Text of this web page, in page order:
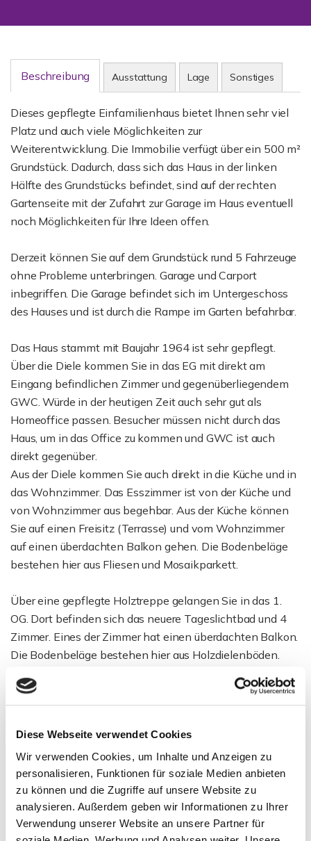
Diese Webseite verwendet Cookies
Wir verwenden Cookies, um Inhalte und Anzeigen zu
personalisieren, Funktionen für soziale Medien anbieten
zu können und die Zugriffe auf unsere Website zu
analysieren. Außerdem geben wir Informationen zu Ihrer
Verwendung unserer Website an unsere Partner für
Beschreibung Ausstattung Lage Sonstiges
Dieses gepflegte Einfamilienhaus bietet Ihnen sehr viel
Platz und auch viele Möglichkeiten zur
Weiterentwicklung. Die Immobilie verfügt über ein 500 m²
Grundstück. Dadurch, dass sich das Haus in der linken
Hälfte des Grundstücks befindet, sind auf der rechten
Gartenseite mit der Zufahrt zur Garage im Haus eventuell
noch Möglichkeiten für Ihre Ideen offen.
Derzeit können Sie auf dem Grundstück rund 5 Fahrzeuge
ohne Probleme unterbringen. Garage und Carport
inbegriffen. Die Garage befindet sich im Untergeschoss
des Hauses und ist durch die Rampe im Garten befahrbar.
Das Haus stammt mit Baujahr 1964 ist sehr gepflegt.
Über die Diele kommen Sie in das EG mit direkt am
Eingang befindlichen Zimmer und gegenüberliegendem
GWC. Würde in der heutigen Zeit auch sehr gut als
Homeoffice passen. Besucher müssen nicht durch das
Haus, um in das Office zu kommen und GWC ist auch
direkt gegenüber.
Aus der Diele kommen Sie auch direkt in die Küche und in
das Wohnzimmer. Das Esszimmer ist von der Küche und
von Wohnzimmer aus begehbar. Aus der Küche können
Sie auf einen Freisitz (Terrasse) und vom Wohnzimmer
auf einen überdachten Balkon gehen. Die Bodenbeläge
bestehen hier aus Fliesen und Mosaikparkett.
Über eine gepflegte Holztreppe gelangen Sie in das 1.
OG. Dort befinden sich das neuere Tageslichtbad und 4
Zimmer. Eines der Zimmer hat einen überdachten Balkon.
Die Bodenbeläge bestehen hier aus Holzdielenböden.
Über eine Zugtreppe gelangen Sie auf den Speicher.
Dieser ist nicht zwischen den Sparren gedämmt, jedoch
wurde der Dachboden Dämmung angebracht.
Fazit: Alles in allem ein sehr interessantes Haus mit
vielen Möglichkeiten, auch auf dem Grundstück.
Anschauen - es lohnt sich.
Diese Immobilie ist ohne zusätzliche Käuferprovision und